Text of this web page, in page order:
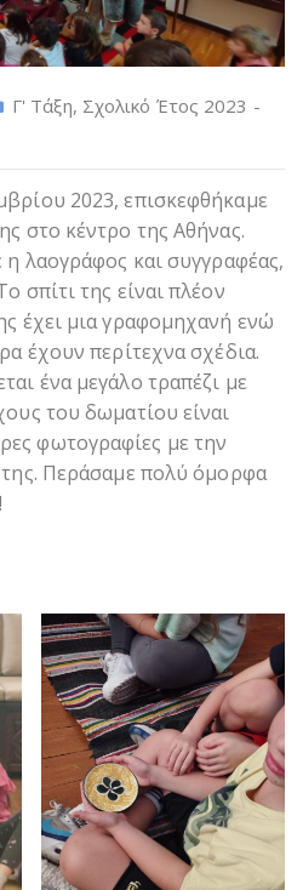
Γ' Τάξη, Σχολικό Έτος 2023 -
2023, επισκεφθήκαμε
στο κέντρο της Αθήνας.
η λαογράφος και συγγραφέας,
σπίτι της είναι πλέον
έχει μια γραφομηχανή ενώ
έχουν περίτεχνα σχέδια.
ένα μεγάλο τραπέζι με
του δωματίου είναι
φωτογραφίες με την
της. Περάσαμε πολύ όμορφα